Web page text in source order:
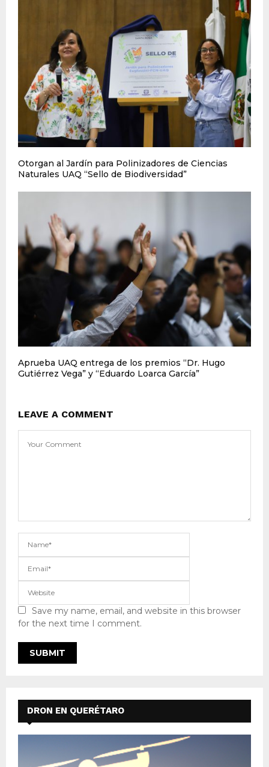
Otorgan al Jardín para Polinizadores de Ciencias
Naturales UAQ “Sello de Biodiversidad”
Aprueba UAQ entrega de los premios “Dr. Hugo
Gutiérrez Vega” y “Eduardo Loarca García”
LEAVE A COMMENT
Save my name, email, and website in this browser
for the next time I comment.
DRON EN QUERÉTARO